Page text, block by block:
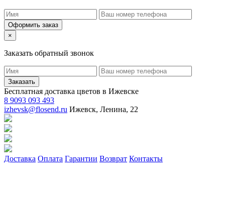
Оформить заказ
×
Заказать обратный звонок
Заказать
Бесплатная доставка цветов в Ижевске
8 9093 093 493
izhevsk@flosend.ru Ижевск, Ленина, 22
Доставка Оплата Гарантии Возврат Контакты